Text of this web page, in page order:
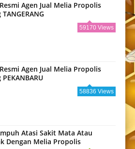
Agen Jual Melia Propolis
59170 Views
Agen Jual Melia Propolis
58836 Views
Atasi Sakit Mata Atau
Dengan Melia Propolis